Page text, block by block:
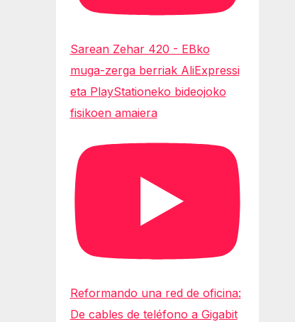
Sarean Zehar 420 - EBko
muga-zerga berriak AliExpressi
eta PlayStationeko bideojoko
fisikoen amaiera
Reformando una red de oficina:
De cables de teléfono a Gigabit